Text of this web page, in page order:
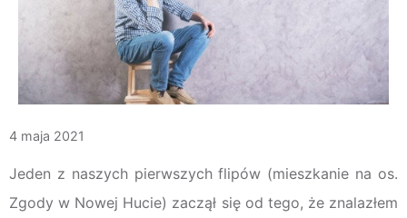
4 maja 2021
Jeden z naszych pierwszych flipów (mieszkanie na os.
Zgody w Nowej Hucie) zaczął się od tego, że znalazłem